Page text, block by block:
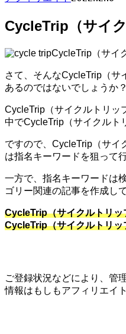
CycleTrip（サイ
CycleTrip（サイ
さて、そんなCycleTrip（サ
あるのではないでしょうか？
CycleTrip（サイクルトリッ
中でCycleTrip（サイクルト
ですので、CycleTrip（サイ
は指名キーワードを狙って
一方で、指名キーワードは
ゴリー関連の記事を作成し
CycleTrip（サイクルトリッ
CycleTrip（サイクルトリッ
ご登録状況などにより、管
情報はもしもアフィリエイ